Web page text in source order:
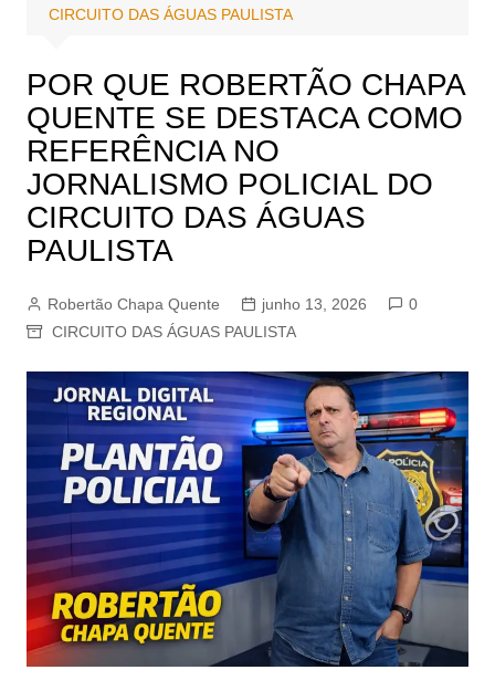
CIRCUITO DAS ÁGUAS PAULISTA
POR QUE ROBERTÃO CHAPA
QUENTE SE DESTACA COMO
REFERÊNCIA NO
JORNALISMO POLICIAL DO
CIRCUITO DAS ÁGUAS
PAULISTA
Robertão Chapa Quente junho 13, 2026
0
CIRCUITO DAS ÁGUAS PAULISTA